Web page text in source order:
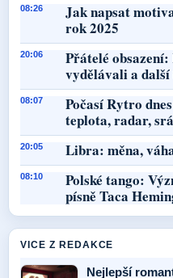
08:26
Jak napsat
rok 2025
20:06
Přátelé
vydělávali a
08:07
Počasí Rytro
teplota, radar,
20:05 Libra: měna,
08:10
Polské tango:
písně Taca
VICE Z REDAKCE
Nejlepší